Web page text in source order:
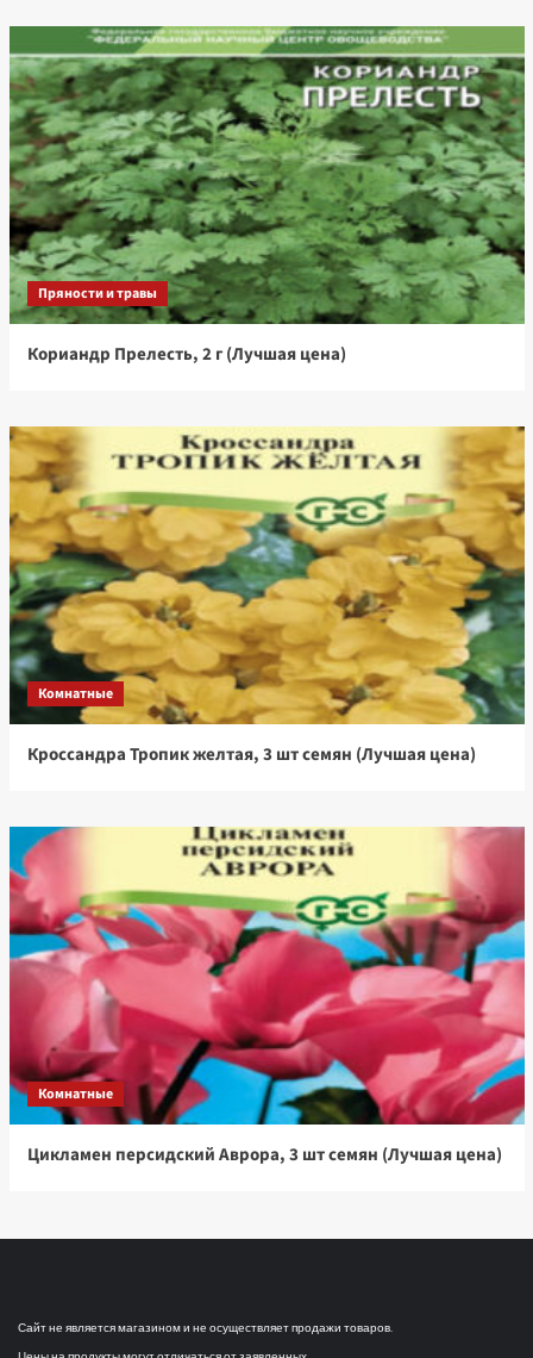
Пряности и травы
Кориандр Прелесть, 2 г (Лучшая цена)
Комнатные
Кроссандра Тропик желтая, 3 шт семян (Лучшая цена)
Комнатные
Цикламен персидский Аврора, 3 шт семян (Лучшая цена)
Сайт не является магазином и не осуществляет продажи товаров.